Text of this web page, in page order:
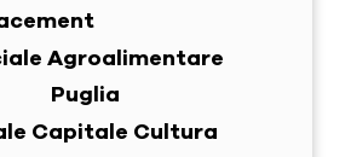
Agroalimentare
Puglia
Capitale Cultura